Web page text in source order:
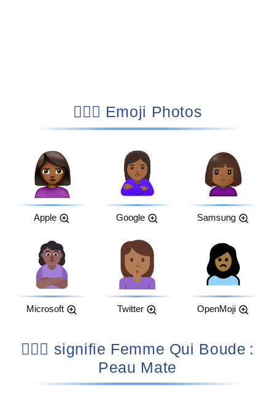
🙎🏾‍♀️ Emoji Photos
Apple Google Samsung
Microsoft Twitter OpenMoji
🙎🏾‍♀️ signifie Femme Qui Boude :
Peau Mate